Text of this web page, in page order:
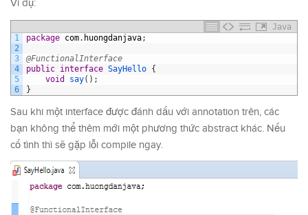
Ví dụ:
Java
1
2
3
4
5
6
package com. huongdanjava;
@FunctionalInterface
public interface SayHello {
void
say( ) ;
}
Sau khi một interface được đánh dấu với annotation trên, các
bạn không thể thêm mới một phương thức abstract khác. Nếu
cố tình thì sẽ gặp lỗi compile ngay.